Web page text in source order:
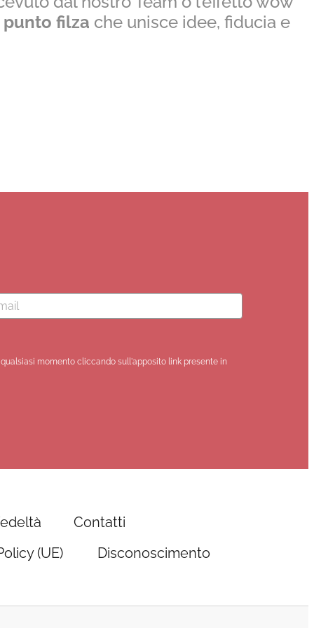
punto filza che unisce idee, fiducia e
momento cliccando sull'apposito link presente in
Contatti
(UE) Disconoscimento